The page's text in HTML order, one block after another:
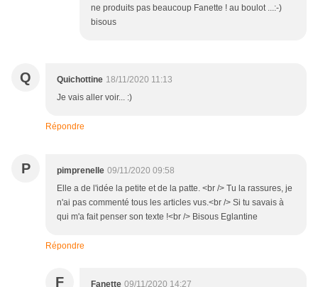
ne produits pas beaucoup Fanette ! au boulot ...:-)
bisous
Q Quichottine 18/11/2020 11:13
Je vais aller voir... :)
Répondre
P pimprenelle 09/11/2020 09:58
Elle a de l'idée la petite et de la patte. <br /> Tu la rassures, je
n'ai pas commenté tous les articles vus.<br /> Si tu savais à
qui m'a fait penser son texte !<br /> Bisous Eglantine
Répondre
F Fanette 09/11/2020 14:27